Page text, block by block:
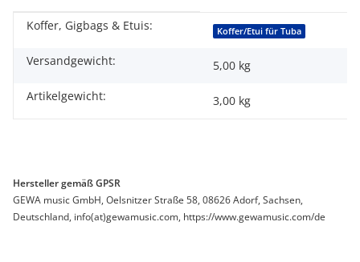
Produkteigenschaft
Wert
Koffer, Gigbags & Etuis: Koffer/Etui für Tuba
Versandgewicht:
5,00 kg
Artikelgewicht:
3,00 kg
Hersteller gemäß GPSR
GEWA music GmbH, Oelsnitzer Straße 58, 08626 Adorf, Sachsen,
Deutschland, info(at)gewamusic.com, https://www.gewamusic.com/de